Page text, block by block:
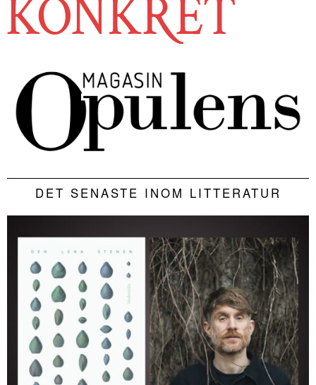
DET SENASTE INOM LITTERATUR